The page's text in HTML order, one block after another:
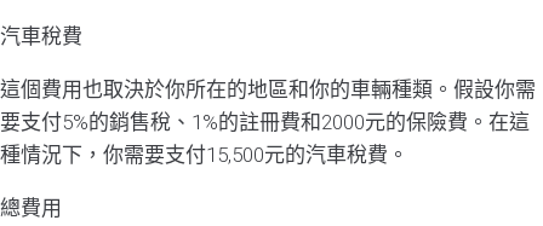
汽車稅費
這個費用也取決於你所在的地區和你的車輛種類。假設你需
要支付5%的銷售稅、1%的註冊費和2000元的保險費。在這
種情況下，你需要支付15,500元的汽車稅費。
總費用